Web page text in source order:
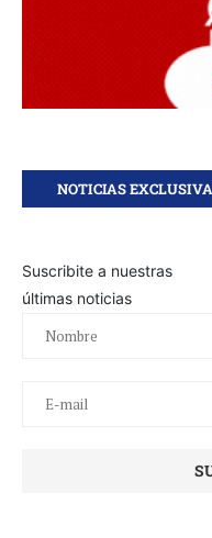
NOTICIAS
Suscribite a nuestras
últimas noticias